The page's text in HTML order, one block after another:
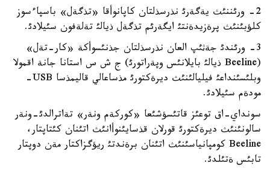
2- ورئننئث يةگةرئ نذرسذلتان كاپانوأقا «تذگةل» باسپاءسوز
كلؤبئنئث پرةزيدةنتئ ايگةرئم تذگةل ذيالئ تةلةفون سئيلادئ.
3- ورئندئ جةثئپ العان نذرسذلتان جذنئسوأكة «كار-تةل»
(Beeline ذيالئ بايلانئس وپةراتورئ) ج ش س استانا جانة اقمولا
وبلئسئنداعئ فيليالئنئث ديرةكتورئ مذساعالي قاليمذسا USB-
مودةم سئيلادئ.
سونداي-اق توعئز قاتئسؤشئعا «كوركةم ونةر» تةاترالدئ-ونةر
سالونئنئث ديرةكتورئ قورلان قذسايئنوأانئث اتئنان كئتاپتار،
Beeline كومپانياسئنئث اتئنان برةندتئ ريؤگزاكتار مةن دوپتار
تابئس ةتئلدئ.